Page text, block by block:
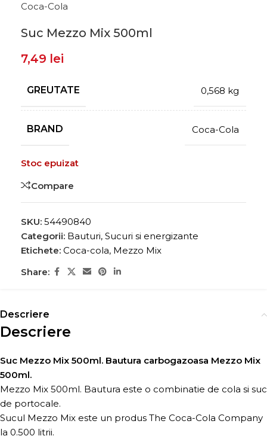
Coca-Cola
Suc Mezzo Mix 500ml
7,49 lei
GREUTATE 0,568 kg
BRAND Coca-Cola
Stoc epuizat
Compare
SKU: 54490840
Categorii: Bauturi, Sucuri si energizante
Etichete: Coca-cola, Mezzo Mix
Share:
Descriere
Descriere
Suc Mezzo Mix 500ml. Bautura carbogazoasa Mezzo Mix
500ml.
Mezzo Mix 500ml. Bautura este o combinatie de cola si suc
de portocale.
Sucul Mezzo Mix este un produs The Coca-Cola Company
la 0.500 litrii.